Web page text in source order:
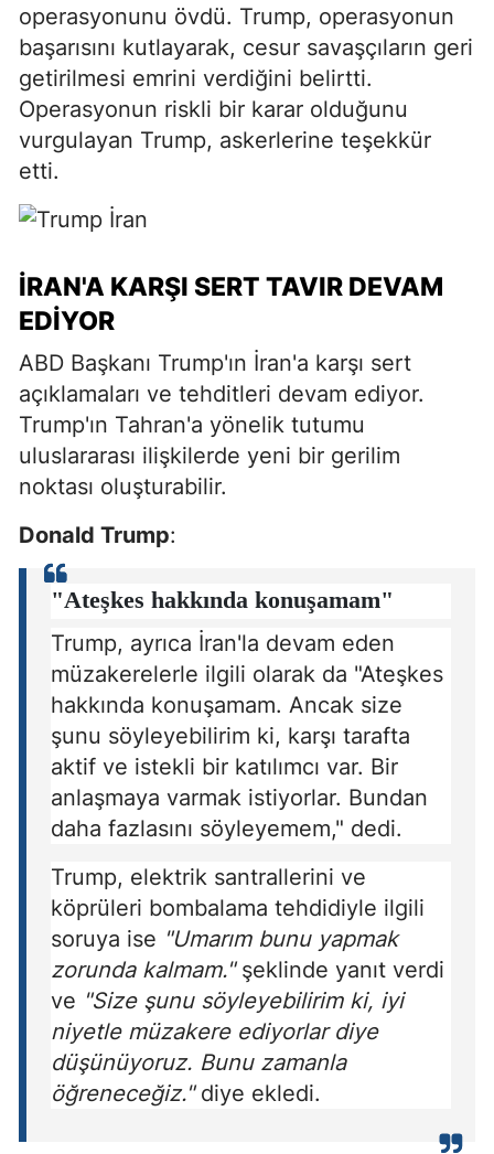
operasyonunu övdü. Trump, operasyonun
başarısını kutlayarak, cesur savaşçıların geri
getirilmesi emrini verdiğini belirtti.
Operasyonun riskli bir karar olduğunu
vurgulayan Trump, askerlerine teşekkür
etti.
İRAN'A KARŞI SERT TAVIR DEVAM
EDIYOR
ABD Başkanı Trump'ın İran'a karşı sert
açıklamaları ve tehditleri devam ediyor.
Trump'ın Tahran'a yönelik tutumu
uluslararası ilişkilerde yeni bir gerilim
noktası oluşturabilir.
Donald Trump:
"Ateşkes hakkında konuşamam"
Trump, ayrıca İran'la devam eden
müzakerelerle ilgili olarak da "Ateşkes
hakkında konuşamam. Ancak size
şunu söyleyebilirim ki, karşı tarafta
aktif ve istekli bir katılımcı var. Bir
anlaşmaya varmak istiyorlar. Bundan
daha fazlasını söyleyemem," dedi.
Trump, elektrik santrallerini ve
köprüleri bombalama tehdidiyle ilgili
soruya ise "Umarım bunu yapmak
zorunda kalmam."şeklinde yanıt verdi
ve "Size şunu söyleyebilirim ki, iyi
niyetle müzakere ediyorlar diye
düşünüyoruz. Bunu zamanla
öğreneceğiz."diye ekledi.